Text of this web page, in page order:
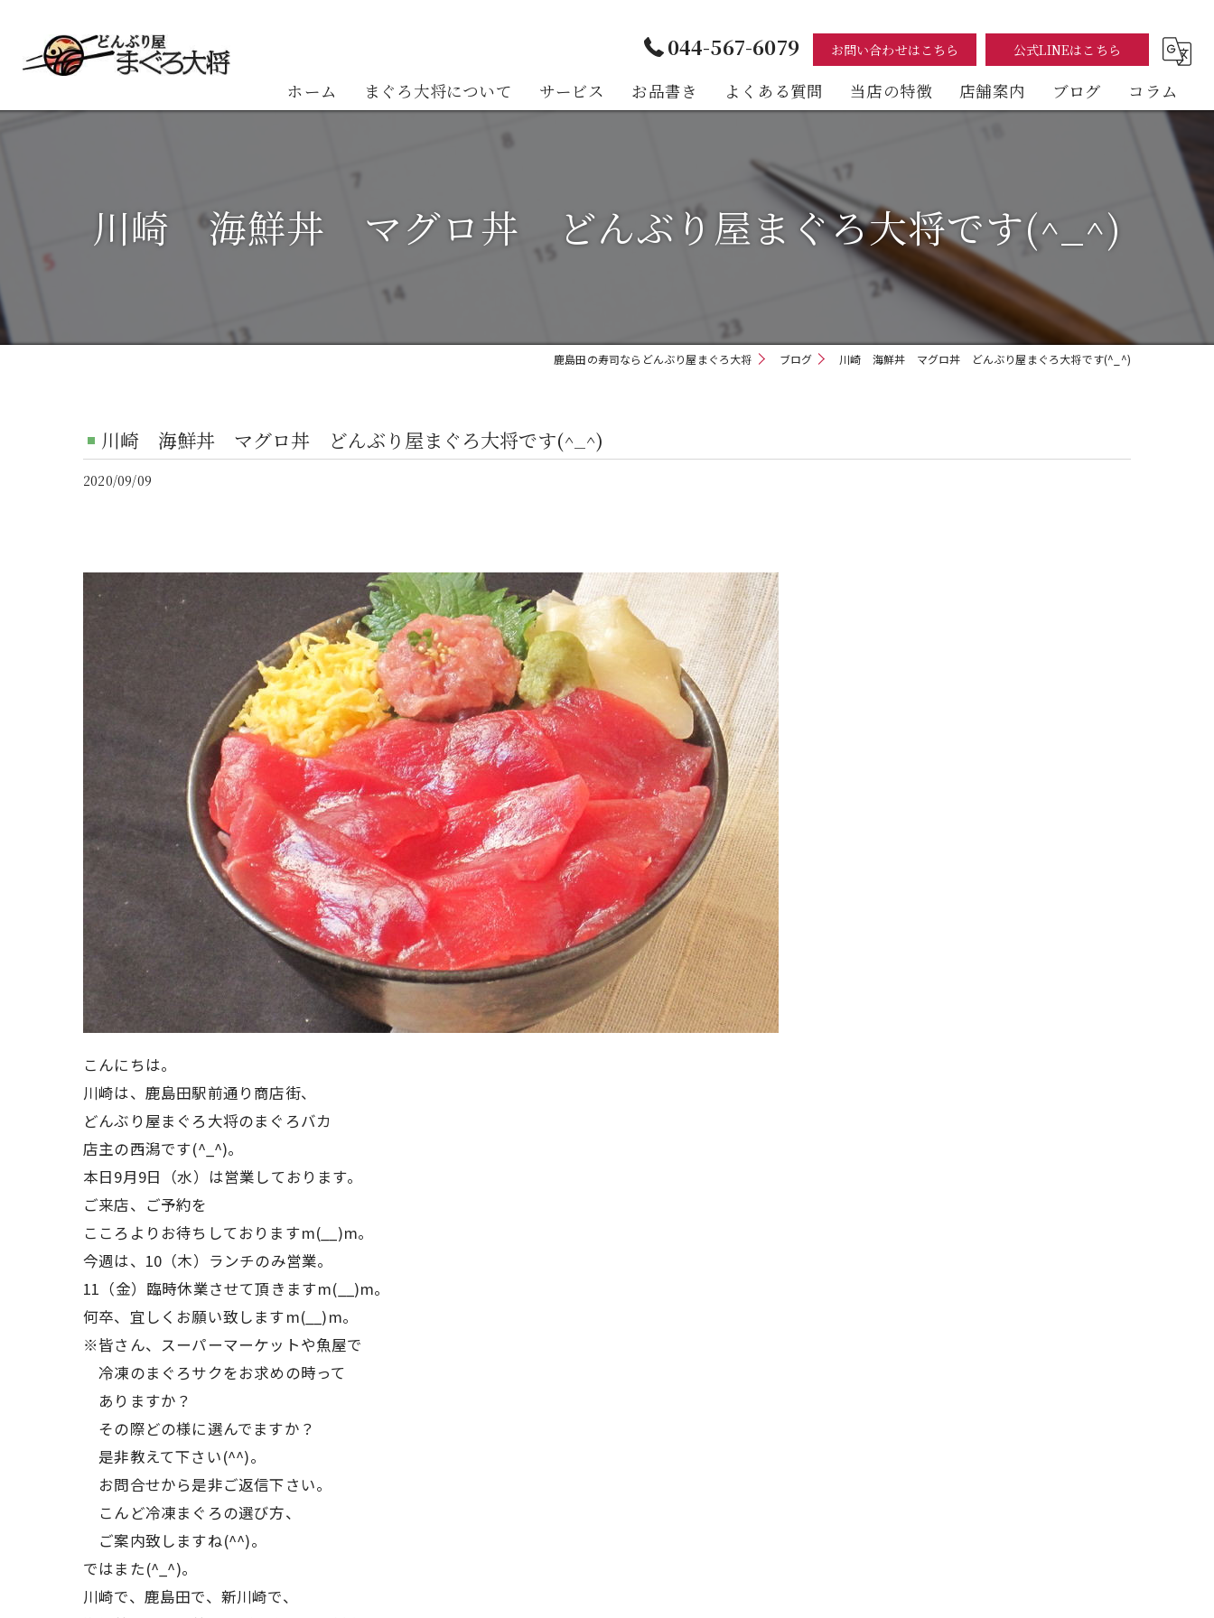
044-567-6079 お問い合わせはこちら 公式LINEはこちら
ホーム まぐろ大将について サービス お品書き よくある質問 当店の特徴
海鮮丼
テイクアウト
デリバリー
店舗案内 ブログ コラム
川崎 海鮮丼 マグロ丼 どんぶり屋まぐろ大将です(^_^)
鹿島田の寿司ならどんぶり屋まぐろ大将 ブログ 川崎 海鮮丼 マグロ丼 どんぶり屋まぐろ大将です(^_^)
川崎 海鮮丼 マグロ丼 どんぶり屋まぐろ大将です(^_^)
2020/09/09
こんにちは。
川崎は、鹿島田駅前通り商店街、
どんぶり屋まぐろ大将のまぐろバカ
店主の西潟です(^_^)。
本日9月9日（水）は営業しております。
ご来店、ご予約を
こころよりお待ちしておりますm(__)m。
今週は、10（木）ランチのみ営業。
11（金）臨時休業させて頂きますm(__)m。
何卒、宜しくお願い致しますm(__)m。
※皆さん、スーパーマーケットや魚屋で
冷凍のまぐろサクをお求めの時って
ありますか？
その際どの様に選んでますか？
是非教えて下さい(^^)。
お問合せから是非ご返信下さい。
こんど冷凍まぐろの選び方、
ご案内致しますね(^^)。
ではまた(^_^)。
川崎で、鹿島田で、新川崎で、